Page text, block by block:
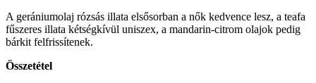
A gerániumolaj rózsás illata elsősorban a nők kedvence lesz, a teafa
fűszeres illata kétségkívül uniszex, a mandarin-citrom olajok pedig
bárkit felfrissítenek.
Összetétel